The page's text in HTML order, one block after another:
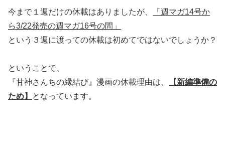
今まで１週だけの休載はありましたが、
「週マガ14号か
ら3/22発売の週マガ16号の間」
という３週に渡っての休載は初めてではないでしょうか？
ということで、
『甘神さんちの縁結び』漫画の休載理由は、
【新編準備の
ため】
となっています。